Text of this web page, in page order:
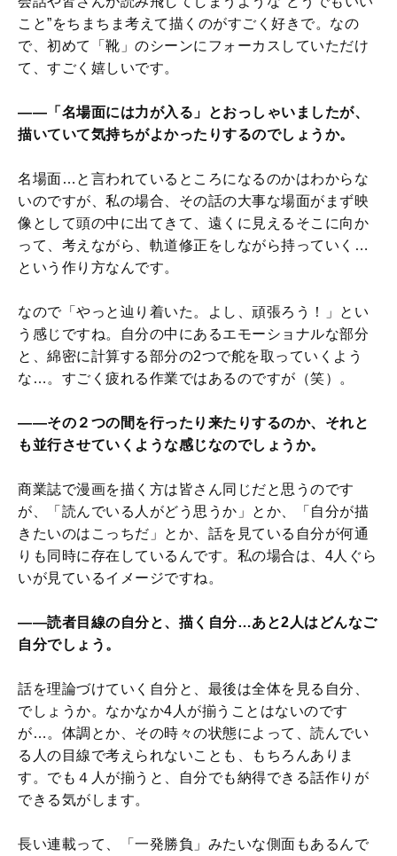
こと”をちまちま考えて描くのがすごく好きで。なの
で、初めて「靴」のシーンにフォーカスしていただけ
て、すごく嬉しいです。
——「名場面には力が入る」とおっしゃいましたが、
描いていて気持ちがよかったりするのでしょうか。
名場面…と言われているところになるのかはわからな
いのですが、私の場合、その話の大事な場面がまず映
像として頭の中に出てきて、遠くに見えるそこに向か
って、考えながら、軌道修正をしながら持っていく…
という作り方なんです。
なので「やっと辿り着いた。よし、頑張ろう！」とい
う感じですね。自分の中にあるエモーショナルな部分
と、綿密に計算する部分の2つで舵を取っていくよう
な…。すごく疲れる作業ではあるのですが（笑）。
——その２つの間を行ったり来たりするのか、それと
も並行させていくような感じなのでしょうか。
商業誌で漫画を描く方は皆さん同じだと思うのです
が、「読んでいる人がどう思うか」とか、「自分が描
きたいのはこっちだ」とか、話を見ている自分が何通
りも同時に存在しているんです。私の場合は、4人ぐら
いが見ているイメージですね。
——読者目線の自分と、描く自分…あと2人はどんなご
自分でしょう。
話を理論づけていく自分と、最後は全体を見る自分、
でしょうか。なかなか4人が揃うことはないのです
が…。体調とか、その時々の状態によって、読んでい
る人の目線で考えられないことも、もちろんありま
す。でも４人が揃うと、自分でも納得できる話作りが
できる気がします。
長い連載って、「一発勝負」みたいな側面もあるんで